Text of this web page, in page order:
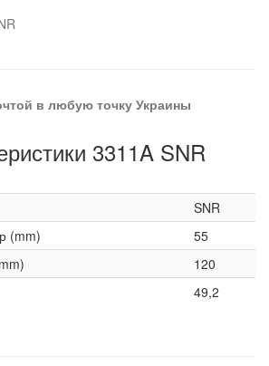
в любую точку Украины
3311A SNR
SNR
(mm)
55
120
49,2